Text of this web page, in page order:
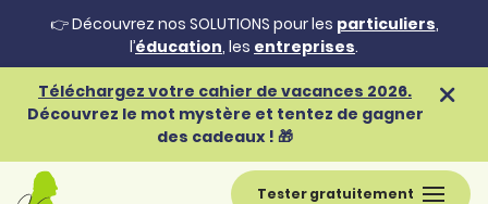
👉 Découvrez nos SOLUTIONS pour les particuliers,
l’éducation, les entreprises.
Téléchargez votre cahier de vacances 2026.
Découvrez le mot mystère et tentez de gagner
des cadeaux ! 🎁
Tester gratuitement